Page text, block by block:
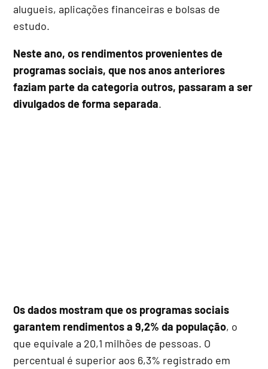
alugueis, aplicações financeiras e bolsas de
estudo.
Neste ano, os rendimentos provenientes de
programas sociais, que nos anos anteriores
faziam parte da categoria outros, passaram a ser
divulgados de forma separada.
Os dados mostram que os programas sociais
garantem rendimentos a 9,2% da população, o
que equivale a 20,1 milhões de pessoas. O
percentual é superior aos 6,3% registrado em